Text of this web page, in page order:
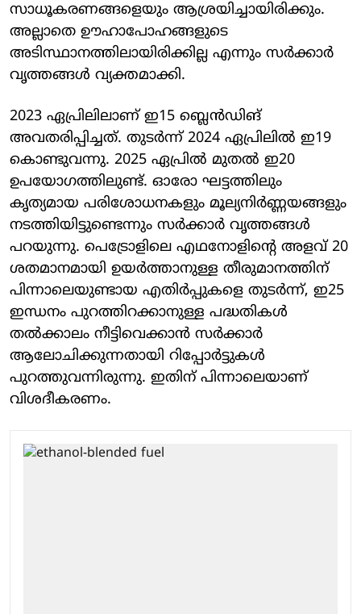
സാധൂകരണങ്ങളെയും ആശ്രയിച്ചായിരിക്കും.
അല്ലാതെ ഊഹാപോഹങ്ങളുടെ
അടിസ്ഥാനത്തിലായിരിക്കില്ല എന്നും സര്‍ക്കാര്‍
വൃത്തങ്ങള്‍ വ്യക്തമാക്കി.
2023 ഏപ്രിലിലാണ് ഇ15 ബ്ലെന്‍ഡിങ്
അവതരിപ്പിച്ചത്. തുടര്‍ന്ന് 2024 ഏപ്രിലില്‍ ഇ19
കൊണ്ടുവന്നു. 2025 ഏപ്രില്‍ മുതല്‍ ഇ20
ഉപയോഗത്തിലുണ്ട്. ഓരോ ഘട്ടത്തിലും
കൃത്യമായ പരിശോധനകളും മൂല്യനിര്‍ണ്ണയങ്ങളും
നടത്തിയിട്ടുണ്ടെന്നും സര്‍ക്കാര്‍ വൃത്തങ്ങള്‍
പറയുന്നു. പെട്രോളിലെ എഥനോളിന്റെ അളവ് 20
ശതമാനമായി ഉയര്‍ത്താനുള്ള തീരുമാനത്തിന്
പിന്നാലെയുണ്ടായ എതിര്‍പ്പുകളെ തുടര്‍ന്ന്, ഇ25
ഇന്ധനം പുറത്തിറക്കാനുള്ള പദ്ധതികള്‍
തല്‍ക്കാലം നീട്ടിവെക്കാന്‍ സര്‍ക്കാര്‍
ആലോചിക്കുന്നതായി റിപ്പോര്‍ട്ടുകള്‍
പുറത്തുവന്നിരുന്നു. ഇതിന് പിന്നാലെയാണ്
വിശദീകരണം.